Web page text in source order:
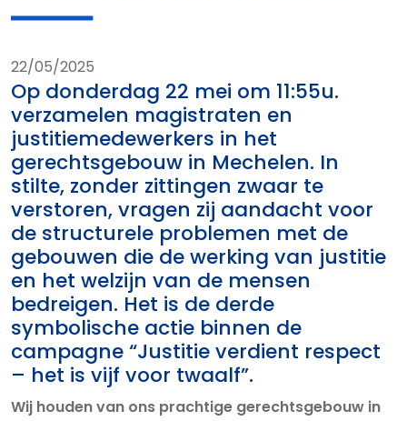
22/05/2025
Op donderdag 22 mei om 11:55u.
verzamelen magistraten en
justitiemedewerkers in het
gerechtsgebouw in Mechelen. In
stilte, zonder zittingen zwaar te
verstoren, vragen zij aandacht voor
de structurele problemen met de
gebouwen die de werking van justitie
en het welzijn van de mensen
bedreigen. Het is de derde
symbolische actie binnen de
campagne “Justitie verdient respect
– het is vijf voor twaalf”.
Wij houden van ons prachtige gerechtsgebouw in